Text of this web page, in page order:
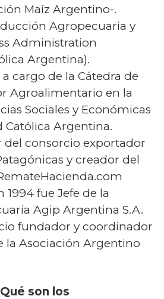
Maíz Argentino-.
Agropecuaria y
Administration
Argentina).
cargo de la Cátedra de
Agroalimentario en la
Sociales y Económicas
Católica Argentina.
del consorcio exportador
y creador del
1994 fue Jefe de la
Agip Argentina S.A.
fundador y coordinador
la Asociación Argentino
son los